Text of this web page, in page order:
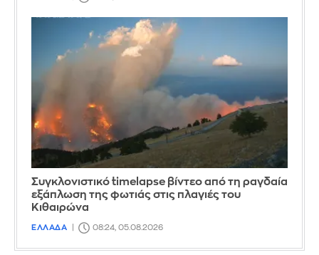
Συγκλονιστικό timelapse βίντεο από τη ραγδαία
εξάπλωση της φωτιάς στις πλαγιές του
Κιθαιρώνα
ΕΛΛΑΔΑ 08:24, 05.08.2026